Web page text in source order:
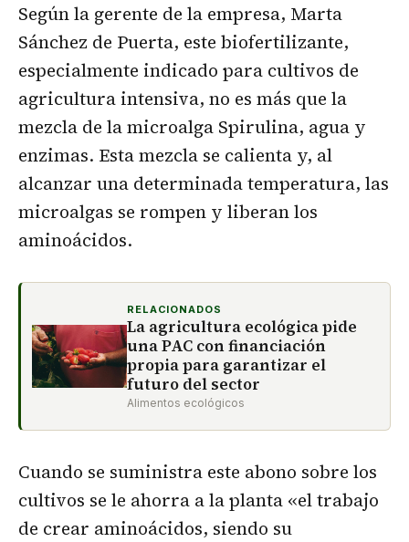
Según la gerente de la empresa, Marta
Sánchez de Puerta, este biofertilizante,
especialmente indicado para cultivos de
agricultura intensiva, no es más que la
mezcla de la microalga Spirulina, agua y
enzimas. Esta mezcla se calienta y, al
alcanzar una determinada temperatura, las
microalgas se rompen y liberan los
aminoácidos.
RELACIONADOS
La agricultura ecológica pide
una PAC con financiación
propia para garantizar el
futuro del sector
Alimentos ecológicos
Cuando se suministra este abono sobre los
cultivos se le ahorra a la planta «el trabajo
de crear aminoácidos, siendo su